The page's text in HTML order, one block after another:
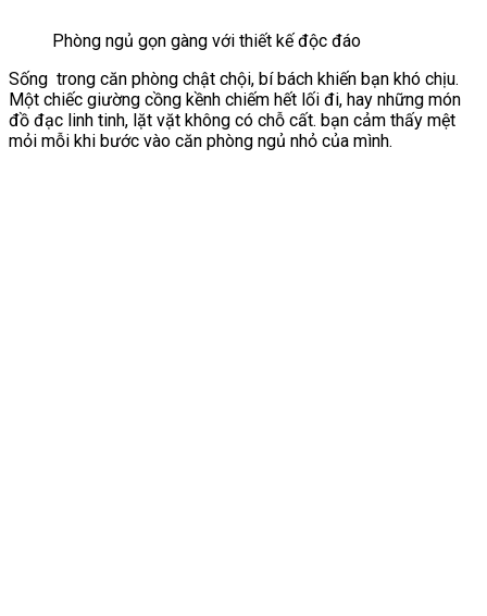
Phòng ngủ gọn gàng với thiết kế độc đáo
Sống trong căn phòng chật chội, bí bách khiến bạn khó chịu.
Một chiếc giường cồng kềnh chiếm hết lối đi, hay những món
đồ đạc linh tinh, lặt vặt không có chỗ cất. bạn cảm thấy mệt
mỏi mỗi khi bước vào căn phòng ngủ nhỏ của mình.